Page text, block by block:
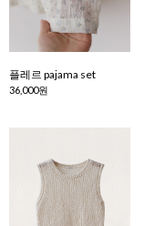
플레르 pajama set
36,000원